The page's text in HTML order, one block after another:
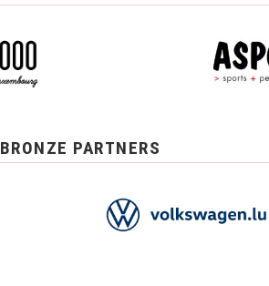
BRONZE PARTNERS